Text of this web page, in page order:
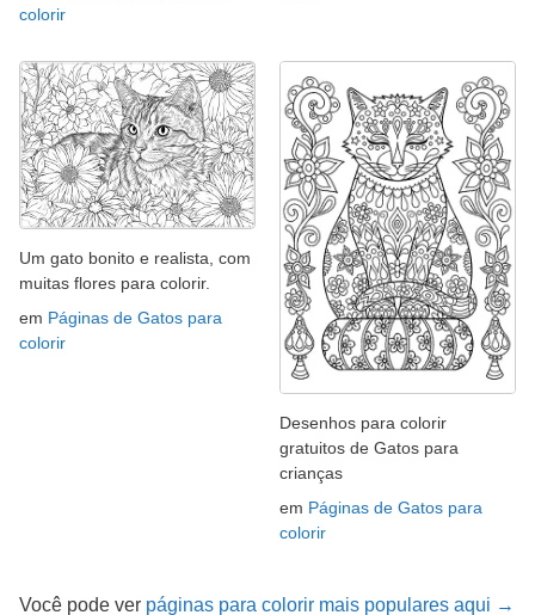
colorir
Um gato bonito e realista, com
muitas flores para colorir.
em Páginas de Gatos para
colorir
Desenhos para colorir
gratuitos de Gatos para
crianças
em Páginas de Gatos para
colorir
Você pode ver páginas para colorir mais populares aqui →